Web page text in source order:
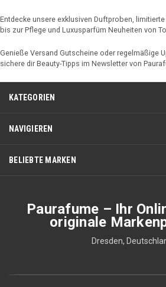
Entdecke unsere exklusiven Duftproben,
bis zur Pflege und Luxusparfüm Neuheiten von
Genieße Versand Gutscheine oder regelmäßige
sichere dir Beauty-Tipps im Newsletter von
KATEGORIEN
NAVIGIEREN
BELIEBTE MARKEN
Paurafume – Ihr
originale
Dresden,